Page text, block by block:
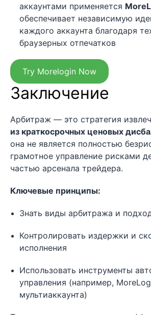
аккаунтами применяется
обеспечивает независимую
каждого аккаунта благодаря
браузерных отпечатков
Try Morelogin Now
Заключение
Арбитраж — это стратегия
из краткосрочных ценовых
она не является полностью
грамотное управление рисками
частью арсенала трейдера.
Ключевые принципы:
Знать виды арбитража и
Контролировать издержки и
исполнения
Использовать инструменты
управления (например,
мультиаккаунта)